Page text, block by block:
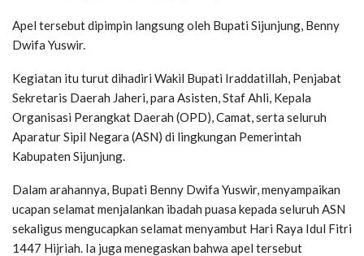
Apel tersebut dipimpin langsung oleh Bupati Sijunjung, Benny
Dwifa Yuswir.
Kegiatan itu turut dihadiri Wakil Bupati Iraddatillah, Penjabat
Sekretaris Daerah Jaheri, para Asisten, Staf Ahli, Kepala
Organisasi Perangkat Daerah (OPD), Camat, serta seluruh
Aparatur Sipil Negara (ASN) di lingkungan Pemerintah
Kabupaten Sijunjung.
Dalam arahannya, Bupati Benny Dwifa Yuswir, menyampaikan
ucapan selamat menjalankan ibadah puasa kepada seluruh ASN
sekaligus mengucapkan selamat menyambut Hari Raya Idul Fitri
1447 Hijriah. Ia juga menegaskan bahwa apel tersebut